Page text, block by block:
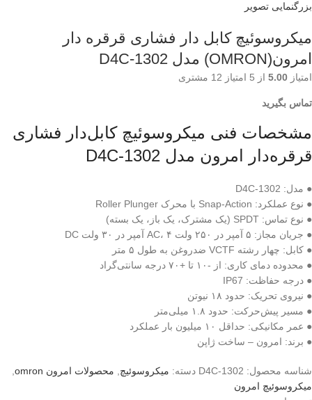
بزرگنمایی تصویر
میکروسوئیچ کابل دار فشاری قرقره دار
امرون(OMRON) مدل D4C-1302
امتیاز 5.00 از 5 امتیاز 12 مشتری
تماس بگیرید
مشخصات فنی میکروسوئیچ کابل‌دار فشاری
قرقره‌دار امرون مدل D4C-1302
● مدل: D4C-1302
● نوع عملکرد: Snap-Action با محرک Roller Plunger
● نوع تماس: SPDT (یک مشترک، یک باز، یک بسته)
● جریان مجاز: ۵ آمپر در ۲۵۰ ولت AC، ۴ آمپر در ۳۰ ولت DC
● کابل: چهار رشته VCTF ضدروغن به طول ۵ متر
● محدوده دمای کاری: از -۱۰ تا +۷۰ درجه سانتی‌گراد
● درجه حفاظت: IP67
● نیروی تحریک: حدود ۱۸ نیوتن
● مسیر پیش‌حرکت: حدود ۱.۸ میلی‌متر
● عمر مکانیکی: حداقل ۱۰ میلیون بار عملکرد
● برند: امرون – ساخت ژاپن
شناسه محصول: D4C-1302 دسته: میکروسوئیچ محصولات امرون omron
میکروسوئیچ امرون